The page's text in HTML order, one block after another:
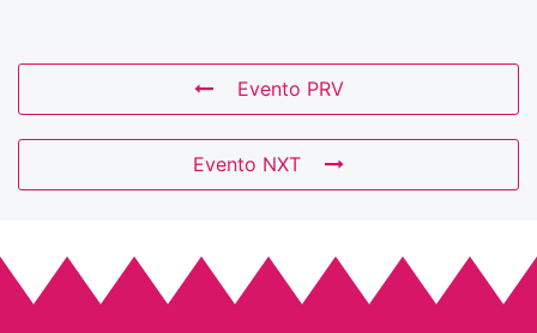
Evento PRV
Evento NXT